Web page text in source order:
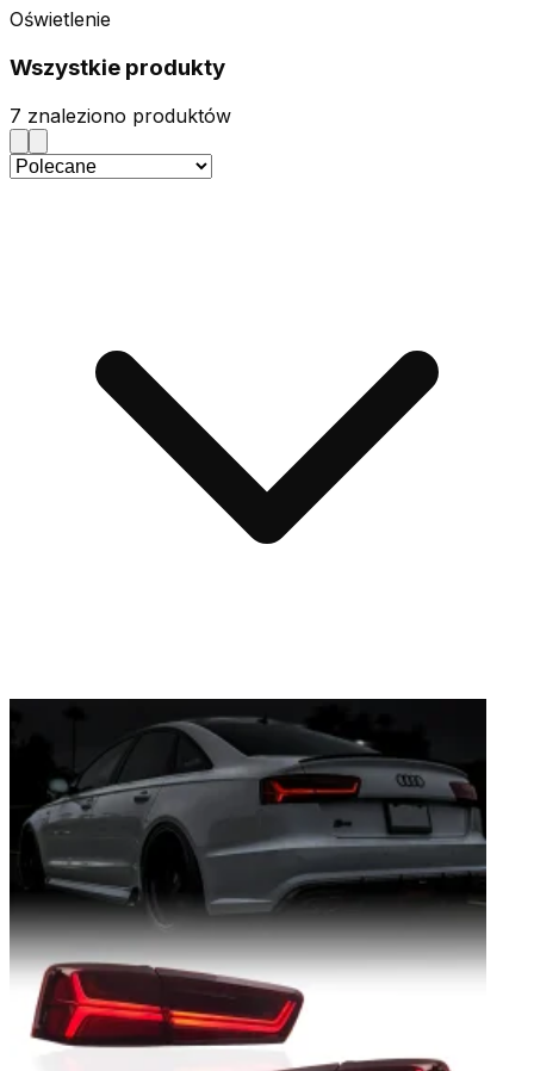
Oświetlenie
Wszystkie produkty
7 znaleziono produktów